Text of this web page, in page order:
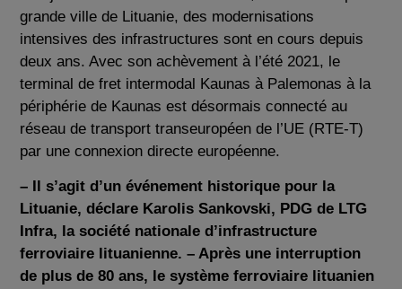
grande ville de Lituanie, des modernisations
intensives des infrastructures sont en cours depuis
deux ans. Avec son achèvement à l’été 2021, le
terminal de fret intermodal Kaunas à Palemonas à la
périphérie de Kaunas est désormais connecté au
réseau de transport transeuropéen de l’UE (RTE-T)
par une connexion directe européenne.
– Il s’agit d’un événement historique pour la
Lituanie, déclare Karolis Sankovski, PDG de LTG
Infra, la société nationale d’infrastructure
ferroviaire lituanienne. – Après une interruption
de plus de 80 ans, le système ferroviaire lituanien